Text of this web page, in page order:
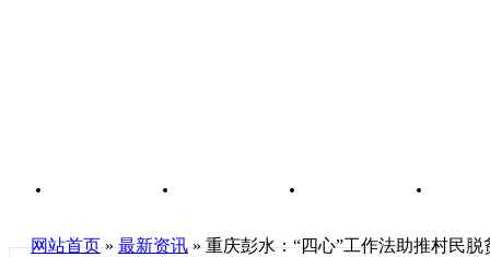
网站首页»最新资讯» 重庆彭水：“四心”工作法助推村民脱